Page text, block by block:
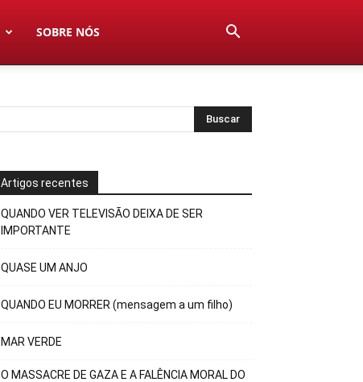
SOBRE NÓS
Artigos recentes
QUANDO VER TELEVISÃO DEIXA DE SER
IMPORTANTE
QUASE UM ANJO
QUANDO EU MORRER (mensagem a um filho)
MAR VERDE
O MASSACRE DE GAZA E A FALÊNCIA MORAL DO